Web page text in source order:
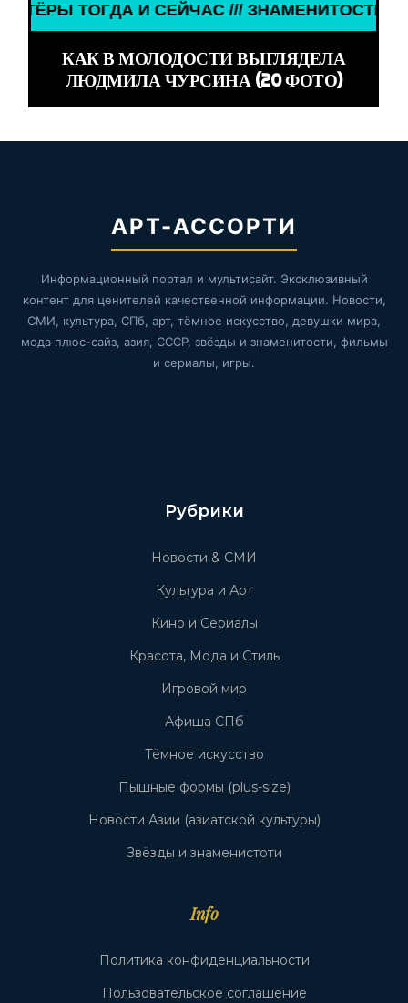
И СЕЙЧАС /// ЗНАМЕНИТОСТИ ///
КАК В МОЛОДОСТИ ВЫГЛЯДЕЛА
ЛЮДМИЛА ЧУРСИНА (20 ФОТО)
АРТ-АССОРТИ
Информационный портал и мультисайт. Эксклюзивный
контент для ценителей качественной информации. Новости,
СМИ, культура, СПб, арт, тёмное искусство, девушки мира,
мода плюс-сайз, азия, СССР, звёзды и знаменитости, фильмы
и сериалы, игры.
Рубрики
Новости & СМИ
Культура и Арт
Кино и Сериалы
Красота, Мода и Стиль
Игровой мир
Афиша СПб
Тёмное искусство
Пышные формы (plus-size)
Новости Азии (азиатской культуры)
Звёзды и знаменистоти
Info
Политика конфиденциальности
Пользовательское соглашение